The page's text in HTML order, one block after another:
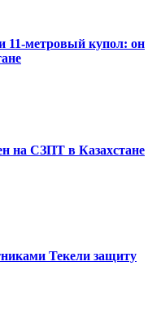
11-метровый купол: он
на СЗПТ в Казахстане
Текели защиту